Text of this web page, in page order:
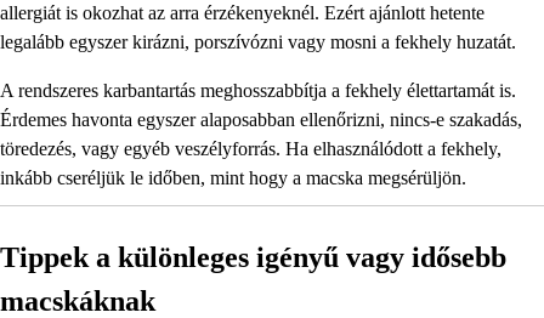
allergiát is okozhat az arra érzékenyeknél. Ezért ajánlott hetente
legalább egyszer kirázni, porszívózni vagy mosni a fekhely huzatát.
A rendszeres karbantartás meghosszabbítja a fekhely élettartamát is.
Érdemes havonta egyszer alaposabban ellenőrizni, nincs-e szakadás,
töredezés, vagy egyéb veszélyforrás. Ha elhasználódott a fekhely,
inkább cseréljük le időben, mint hogy a macska megsérüljön.
Tippek a különleges igényű vagy idősebb
macskáknak